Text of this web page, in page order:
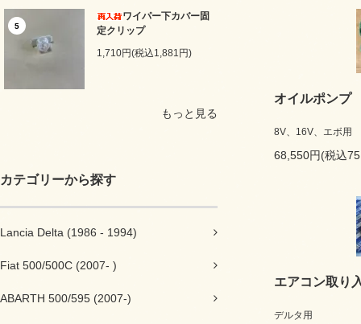
5
ワイパー下カバー固
定クリップ
1,710円(税込1,881円)
もっと見る
カテゴリーから探す
Lancia Delta (1986 - 1994)
Fiat 500/500C (2007- )
ABARTH 500/595 (2007-)
オイルポンプ
8V、16V、エボ用
68,550円(税込
エアコン取り
デルタ用